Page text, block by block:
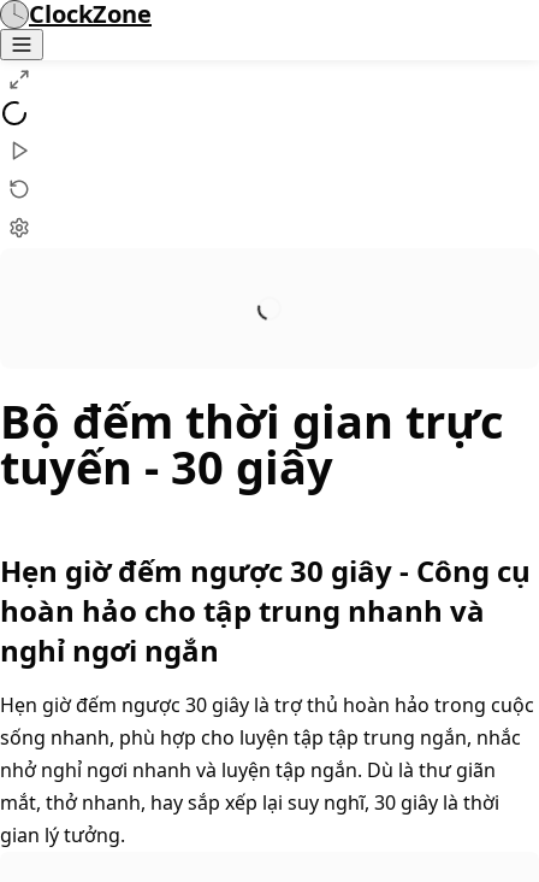
ClockZone
Bộ đếm thời gian trực
tuyến - 30 giây
Hẹn giờ đếm ngược 30 giây - Công cụ
hoàn hảo cho tập trung nhanh và
nghỉ ngơi ngắn
Hẹn giờ đếm ngược 30 giây là trợ thủ hoàn hảo trong cuộc
sống nhanh, phù hợp cho luyện tập tập trung ngắn, nhắc
nhở nghỉ ngơi nhanh và luyện tập ngắn. Dù là thư giãn
mắt, thở nhanh, hay sắp xếp lại suy nghĩ, 30 giây là thời
gian lý tưởng.